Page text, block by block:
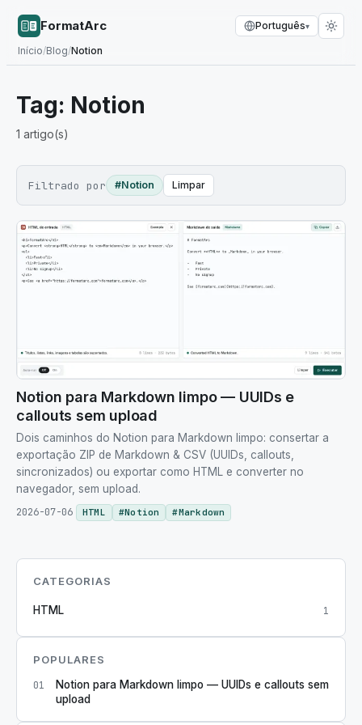
FormatArc
Início/Blog/Notion
Português▾
Tag: Notion
1 artigo(s)
Filtrado por #Notion Limpar
Notion para Markdown limpo — UUIDs e
callouts sem upload
Dois caminhos do Notion para Markdown limpo: consertar a
exportação ZIP de Markdown & CSV (UUIDs, callouts,
sincronizados) ou exportar como HTML e converter no
navegador, sem upload.
2026-07-06
HTML #Notion #Markdown
CATEGORIAS
HTML 1
POPULARES
01
Notion para Markdown limpo — UUIDs e callouts sem
upload